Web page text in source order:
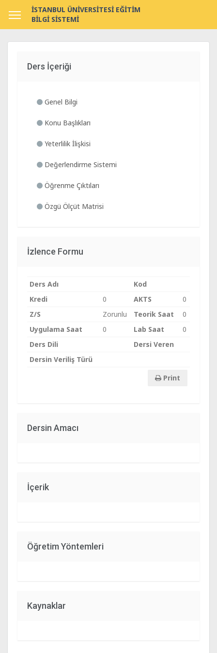
İSTANBUL ÜNİVERSİTESİ EĞİTİM
BİLGİ SİSTEMİ
Ders İçeriği
Genel Bilgi
Konu Başlıkları
Yeterlilik İlişkisi
Değerlendirme Sistemi
Öğrenme Çıktıları
Özgü Ölçüt Matrisi
İzlence Formu
Ders Adı
Kod
Kredi
0 AKTS
0
Z/S
Zorunlu Teorik Saat
0
Uygulama Saat
0 Lab Saat
0
Ders Dili
Dersi Veren
Dersin Veriliş Türü
Print
Dersin Amacı
İçerik
Öğretim Yöntemleri
Kaynaklar